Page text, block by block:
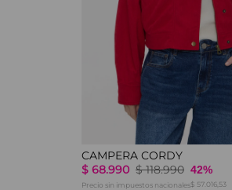
CAMPERA CORDY
$ 68.990 $ 118.990 42%
Precio sin impuestos nacionales$ 57.016,53